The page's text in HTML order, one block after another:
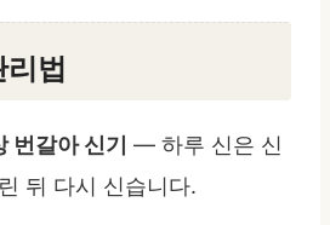
법
번갈아 신기 — 하루 신은 신
뒤 다시 신습니다.